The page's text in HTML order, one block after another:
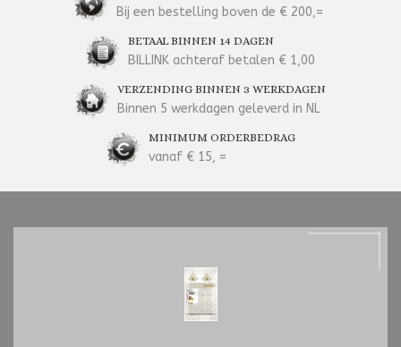
Bij een bestelling boven de € 200,=
BETAAL BINNEN 14 DAGEN
BILLINK achteraf betalen € 1,00
VERZENDING BINNEN 3 WERKDAGEN
Binnen 5 werkdagen geleverd in NL
MINIMUM ORDERBEDRAG
vanaf € 15, =